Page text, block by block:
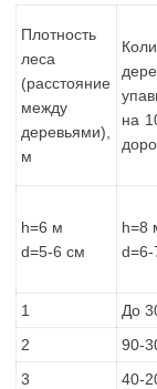
Плотность
леса
(расстояние
между
деревьями),
м
на
h=6 м
d=5-6 см
h=8
1
До
2
90-
3
40-